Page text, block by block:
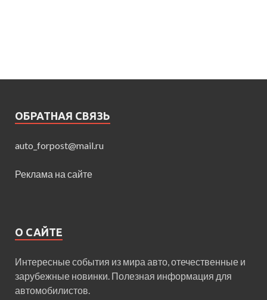
ОБРАТНАЯ СВЯЗЬ
auto_forpost@mail.ru
Реклама на сайте
О САЙТЕ
Интересные события из мира авто, отечественные и
зарубежные новинки. Полезная информация для
автомобилистов.